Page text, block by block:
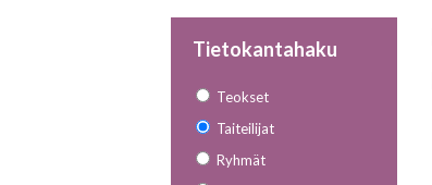
Tietokantahaku
Teokset
Taiteilijat
Ryhmät